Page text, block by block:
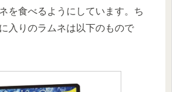
を食べるようにしています。ち
入りのラムネは以下のもので